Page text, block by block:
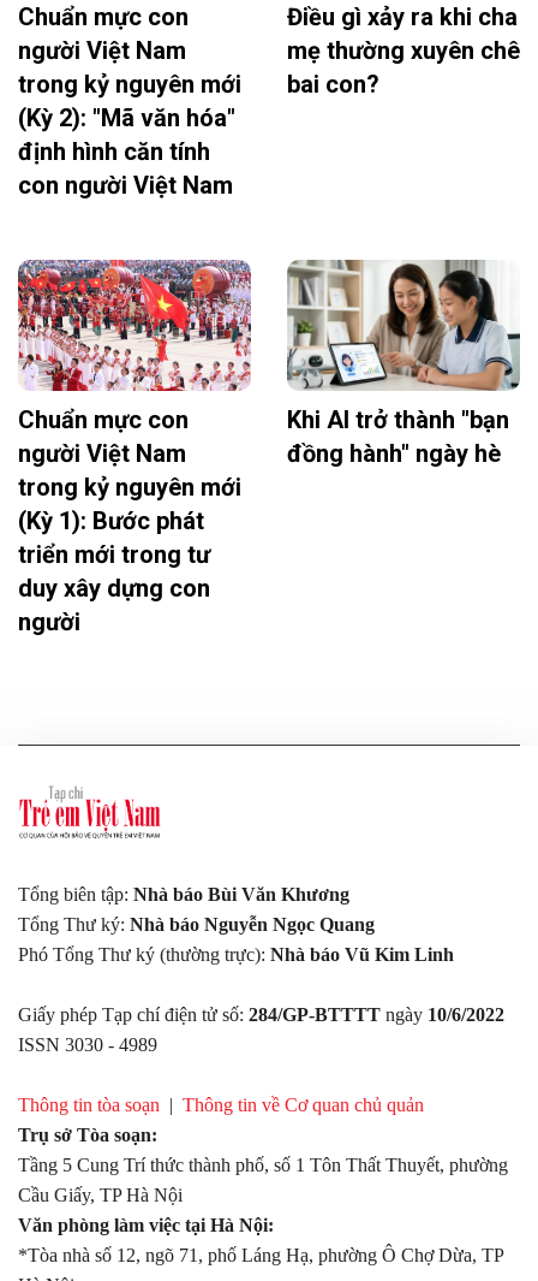
Chuẩn mực con
người Việt Nam
trong kỷ nguyên mới
(Kỳ 2): "Mã văn hóa"
định hình căn tính
con người Việt Nam
Điều gì xảy ra khi cha
mẹ thường xuyên chê
bai con?
Chuẩn mực con
người Việt Nam
trong kỷ nguyên mới
(Kỳ 1): Bước phát
triển mới trong tư
duy xây dựng con
người
Khi AI trở thành "bạn
đồng hành" ngày hè
Tổng biên tập: Nhà báo Bùi Văn Khương
Tổng Thư ký: Nhà báo Nguyễn Ngọc Quang
Phó Tổng Thư ký (thường trực): Nhà báo Vũ Kim Linh
Giấy phép Tạp chí điện tử số: 284/GP-BTTTT ngày 10/6/2022
ISSN 3030 - 4989
Thông tin tòa soạn | Thông tin về Cơ quan chủ quản
Trụ sở Tòa soạn:
Tầng 5 Cung Trí thức thành phố, số 1 Tôn Thất Thuyết, phường
Cầu Giấy, TP Hà Nội
Văn phòng làm việc tại Hà Nội:
*Tòa nhà số 12, ngõ 71, phố Láng Hạ, phường Ô Chợ Dừa, TP